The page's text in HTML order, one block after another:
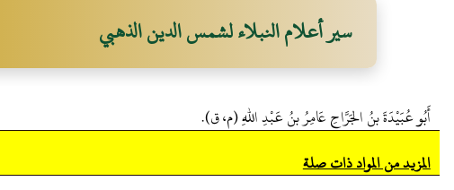
سير أعلام النبلاء لشمس الدين الذهبي
أَبُو عُبَيْدَةَ بنُ الجَرَّاحِ عَامِرُ بنُ عَبْدِ اللهِ (م، ق).
المزيد من المواد ذات صلة